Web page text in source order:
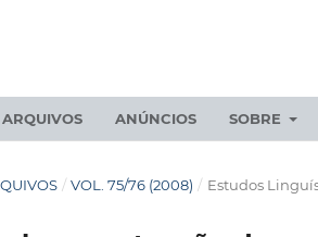
ARQUIVOS ANÚNCIOS SOBRE
/ VOL. 75/76 (2008) / Estudos